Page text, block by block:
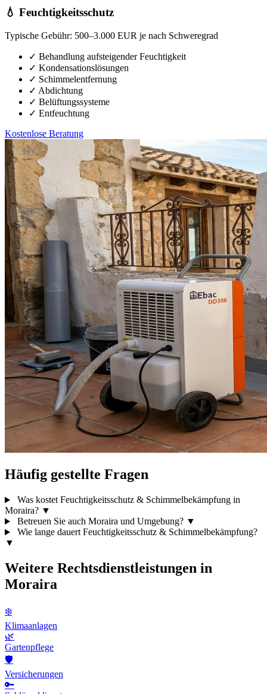
💧 Feuchtigkeitsschutz
Typische Gebühr: 500–3.000 EUR je nach Schweregrad
✓ Behandlung aufsteigender Feuchtigkeit
✓ Kondensationslösungen
✓ Schimmelentfernung
✓ Abdichtung
✓ Belüftungssysteme
✓ Entfeuchtung
Kostenlose Beratung
Häufig gestellte Fragen
Was kostet Feuchtigkeitsschutz & Schimmelbekämpfung in
Moraira? ▼
Betreuen Sie auch Moraira und Umgebung? ▼
Wie lange dauert Feuchtigkeitsschutz & Schimmelbekämpfung?
▼
Weitere Rechtsdienstleistungen in
Moraira
❄️
Klimaanlagen
🌿
Gartenpflege
🛡️
Versicherungen
🔑